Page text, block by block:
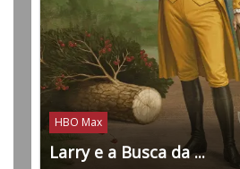
HBO Max
Larry e a Busca da ...